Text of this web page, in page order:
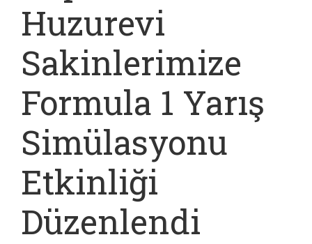
Huzurevi
Sakinlerimize
Formula 1 Yarış
Simülasyonu
Etkinliği
Düzenlendi